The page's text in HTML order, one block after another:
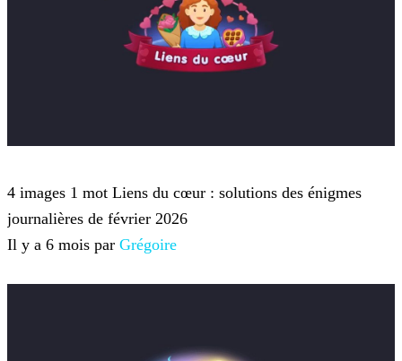
4 images 1 mot Liens du cœur : solutions des énigmes
journalières de février 2026
Il y a 6 mois par Grégoire